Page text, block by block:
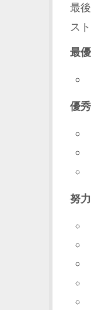
最
ス
最
優
努